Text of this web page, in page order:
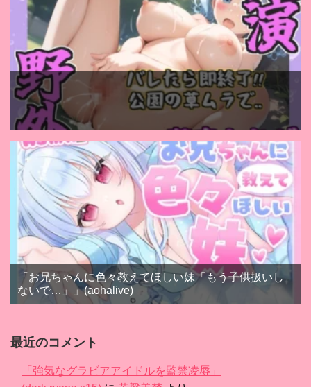
「【リアル生サウンド】バレたら即終了
人気声優
「華本うさぎ」が深夜の公園の草ムラでバレないよう
に激しく淫語フェラオナニーしながら連続絶頂おもら
し大洪水 」(ガチおな(マニア向け))
「お兄ちゃんに色々教えてほしい妹「もう子供扱いし
ないで…」」(aohalive)
最近のコメント
「強気なグラビアアイドルを監禁凌辱」